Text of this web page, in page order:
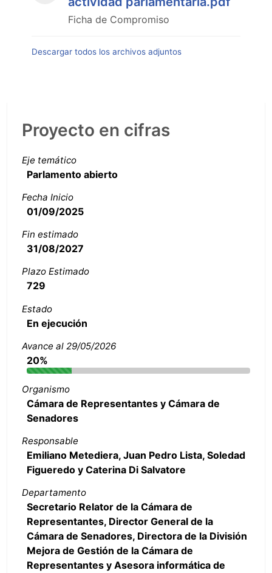
Ficha de Compromiso
Descargar todos los archivos adjuntos
Proyecto en cifras
Eje temático
Parlamento abierto
Fecha Inicio
01/09/2025
Fin estimado
31/08/2027
Plazo Estimado
729
Estado
En ejecución
Avance al 29/05/2026
20%
Organismo
Cámara de Representantes y Cámara de
Senadores
Responsable
Emiliano Metediera, Juan Pedro Lista, Soledad
Figueredo y Caterina Di Salvatore
Departamento
Secretario Relator de la Cámara de
Representantes, Director General de la
Cámara de Senadores, Directora de la División
Mejora de Gestión de la Cámara de
Representantes y Asesora informática de